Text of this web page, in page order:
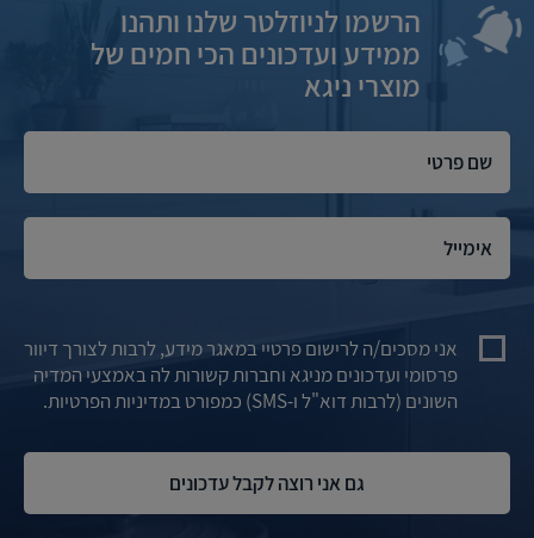
הרשמו לניוזלטר שלנו ותהנו
ממידע ועדכונים הכי חמים של
מוצרי ניגא
אני מסכים/ה לרישום פרטיי במאגר מידע, לרבות לצורך דיוור
פרסומי ועדכונים מניגא וחברות קשורות לה באמצעי המדיה
השונים (לרבות דוא"ל ו-SMS) כמפורט במדיניות הפרטיות.